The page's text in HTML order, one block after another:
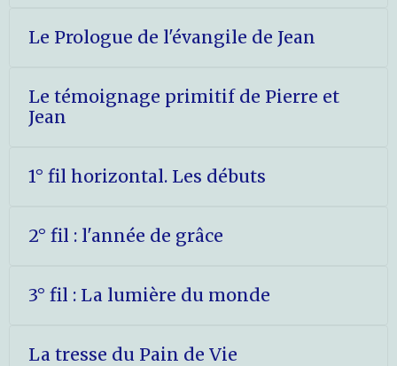
Le Prologue de l'évangile de Jean
Le témoignage primitif de Pierre et
Jean
1° fil horizontal. Les débuts
2° fil : l'année de grâce
3° fil : La lumière du monde
La tresse du Pain de Vie